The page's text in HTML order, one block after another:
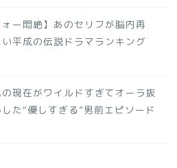
ォー悶絶】あのセリフが脳内再
平成の伝説ドラマランキング
の現在がワイルドすぎてオーラ抜
た“優しすぎる”男前エピソード